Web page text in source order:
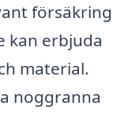
försäkring
kan erbjuda
material.
noggranna